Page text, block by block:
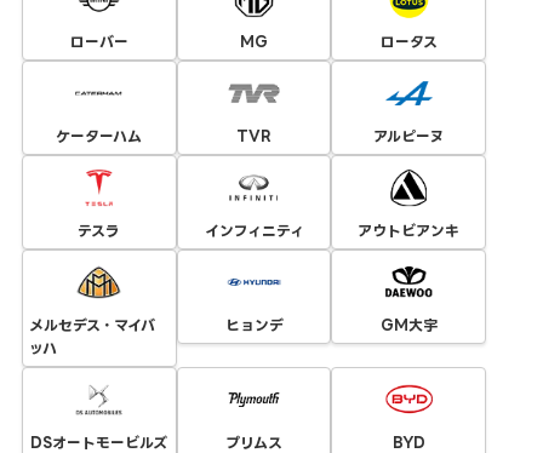
ローバー MG ロータス
ケーターハム TVR アルピーヌ
テスラ インフィニティ アウトビアンキ
メルセデス・マイバ
ッハ
ヒョンデ GM大宇
DSオートモービルズ プリムス BYD